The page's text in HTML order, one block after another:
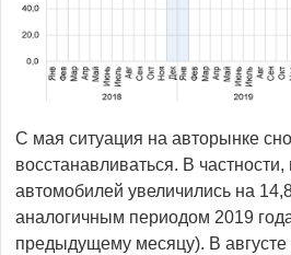
С мая ситуация на авторынке
восстанавливаться. В
автомобилей увеличились на
аналогичным периодом 2019
предыдущему месяцу). В августе